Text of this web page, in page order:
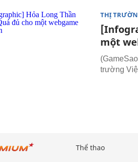
THỊ
một
trường
Thể thao